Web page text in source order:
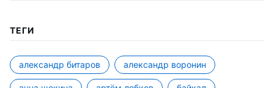
ТЕГИ
александр битаров александр воронин